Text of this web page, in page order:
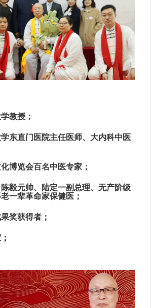
教授 ；
东直门医院主任医师、 大内科中医
博览会百名中医专家 ；
毅元帅、陆定一副总理、无产阶级
一辈革命家保健医；
奖获得者；